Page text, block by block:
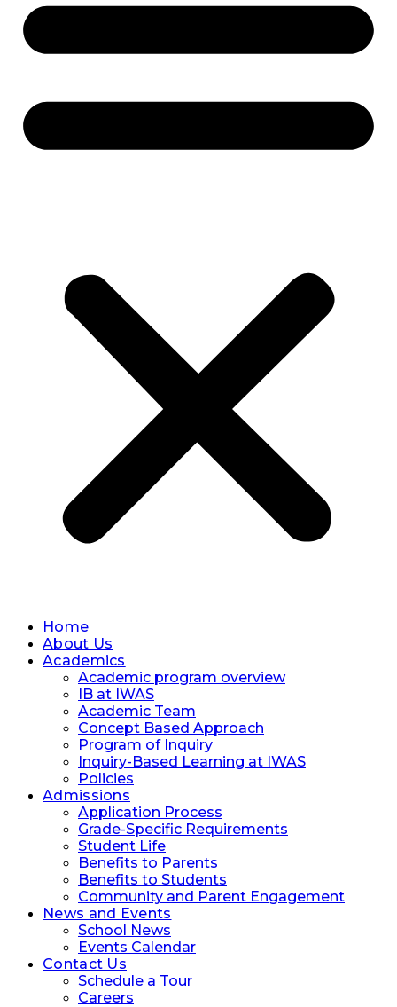
Home
About Us
Academics
Academic program overview
IB at IWAS
Academic Team
Concept Based Approach
Program of Inquiry
Inquiry-Based Learning at IWAS
Policies
Admissions
Application Process
Grade-Specific Requirements
Student Life
Benefits to Parents
Benefits to Students
Community and Parent Engagement
News and Events
School News
Events Calendar
Contact Us
Schedule a Tour
Careers